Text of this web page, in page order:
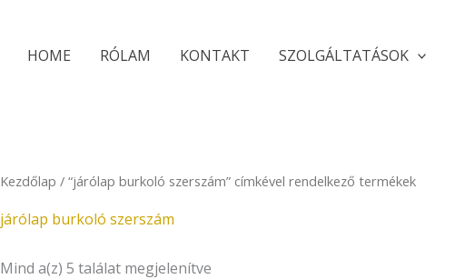
HOME RÓLAM KONTAKT SZOLGÁLTATÁSOK
Kezdőlap / “járólap burkoló szerszám” címkével rendelkező termékek
járólap burkoló szerszám
Mind a(z) 5 találat megjelenítve